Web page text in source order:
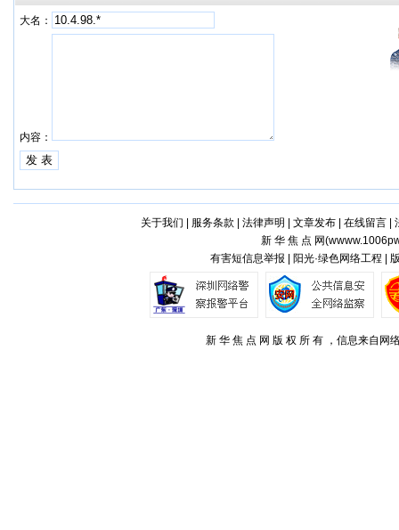
大名：
内容：
关于我们 服务条款 法律声明 文章发布| 在线留言|
新 华 焦 点 网(
有害短信息举报 | 阳光·绿色网络工程 |
新 华 焦 点 网 版 权 所 有 ，信息来自网